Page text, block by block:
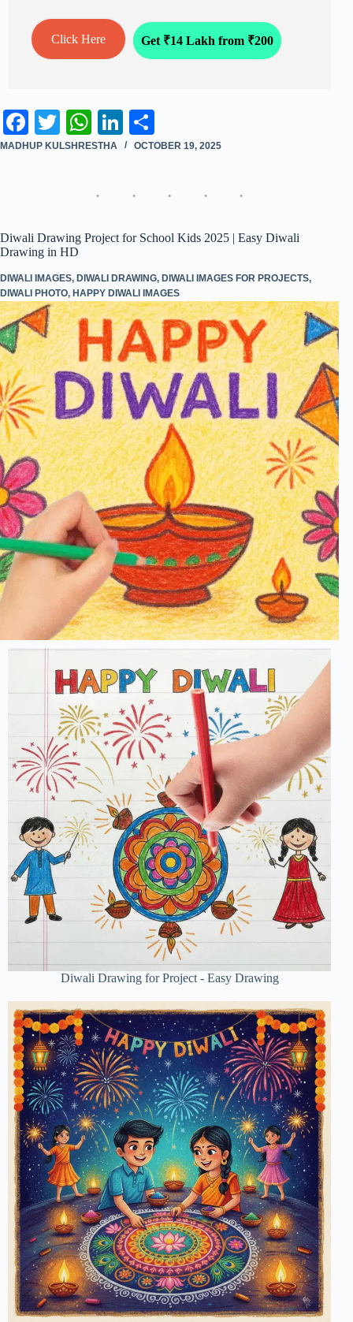
Click Here Get ₹14 Lakh from ₹200
Fa
ce
T
wi
W
ha
A
Li
nk
In
ha
MADHUP KULSHRESTHA OCTOBER 19, 2025
Diwali Drawing Project for School Kids 2025 | Easy Diwali
Drawing in HD
DIWALI IMAGES, DIWALI DRAWING, DIWALI IMAGES FOR PROJECTS,
DIWALI PHOTO, HAPPY DIWALI IMAGES
Diwali Drawing for Project - Easy Drawing